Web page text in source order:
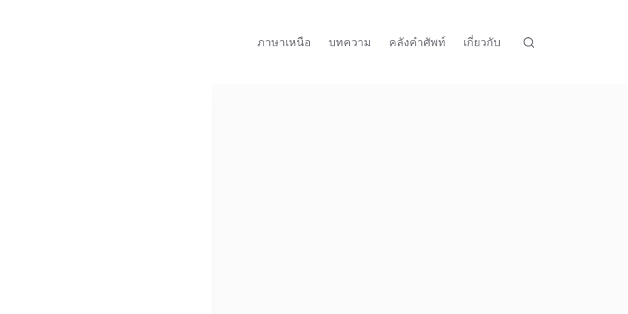
ภาษาเหนือ
บทความ คลังคำศัพท์ เกี่ยวกับ